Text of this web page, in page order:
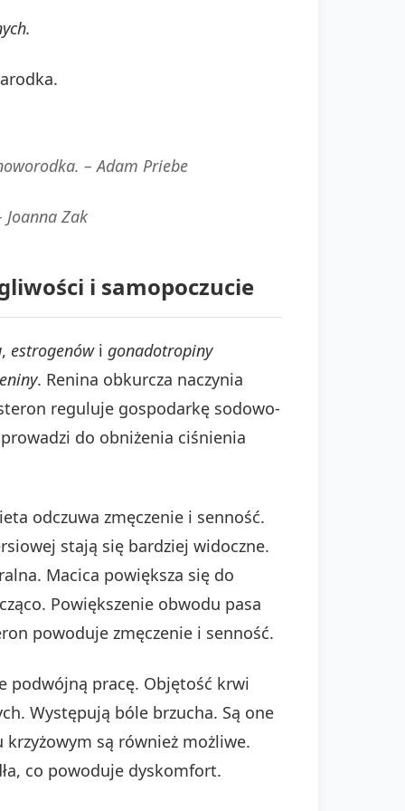
–Adam Priebe
Joanna Zak
i samopoczucie
, estrogenówi gonadotropiny
. Renina obkurcza naczynia
reguluje gospodarkę sodowo-
do obniżenia ciśnienia
odczuwa zmęczenie i senność.
stają się bardziej widoczne.
Macica powiększa się do
Powiększenie obwodu pasa
powoduje zmęczenie i senność.
podwójną pracę. Objętość krwi
Występują bóle brzucha. Są one
są również możliwe.
co powoduje dyskomfort.